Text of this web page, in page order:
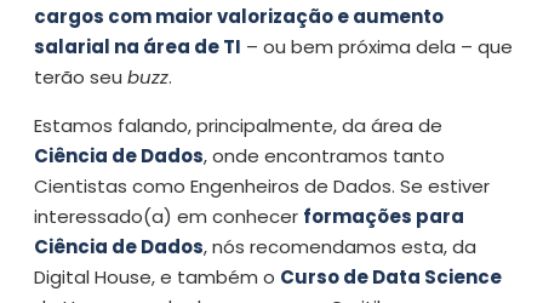
cargos com maior valorização e aumento
salarial na área de TI – ou bem próxima dela – que
terão seu buzz.
Estamos falando, principalmente, da área de
Ciência de Dados, onde encontramos tanto
Cientistas como Engenheiros de Dados. Se estiver
interessado(a) em conhecer formações para
Ciência de Dados, nós recomendamos esta, da
Digital House, e também o Curso de Data Science